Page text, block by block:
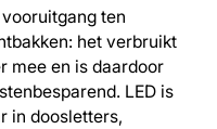
ten
het verbruikt
mee en is daardoor
LED is
in doosletters,